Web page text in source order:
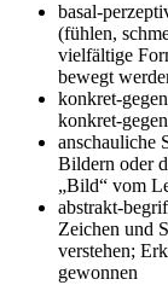
basal-
(fühlen,
vielfältige
bewegt
konkret-
konkret-
anschauliche
Bildern oder
„Bild“ vom
abstrakt-
Zeichen und
verstehen;
gewonnen